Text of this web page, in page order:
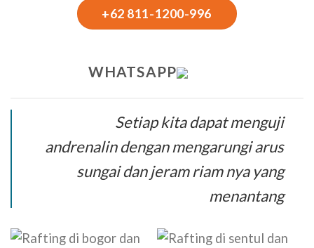
+62 811-1200-996
WHATSAPP
Setiap kita dapat menguji
andrenalin dengan mengarungi arus
sungai dan jeram riam nya yang
menantang